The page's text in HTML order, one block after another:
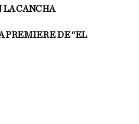
CANCHA
PREMIERE DE “EL